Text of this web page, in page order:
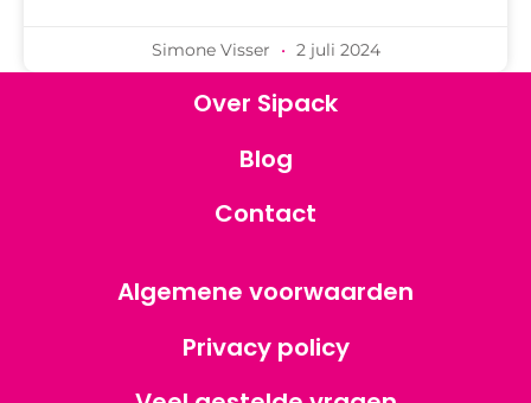
Simone Visser 2 juli 2024
Over Sipack
Blog
Contact
Algemene voorwaarden
Privacy policy